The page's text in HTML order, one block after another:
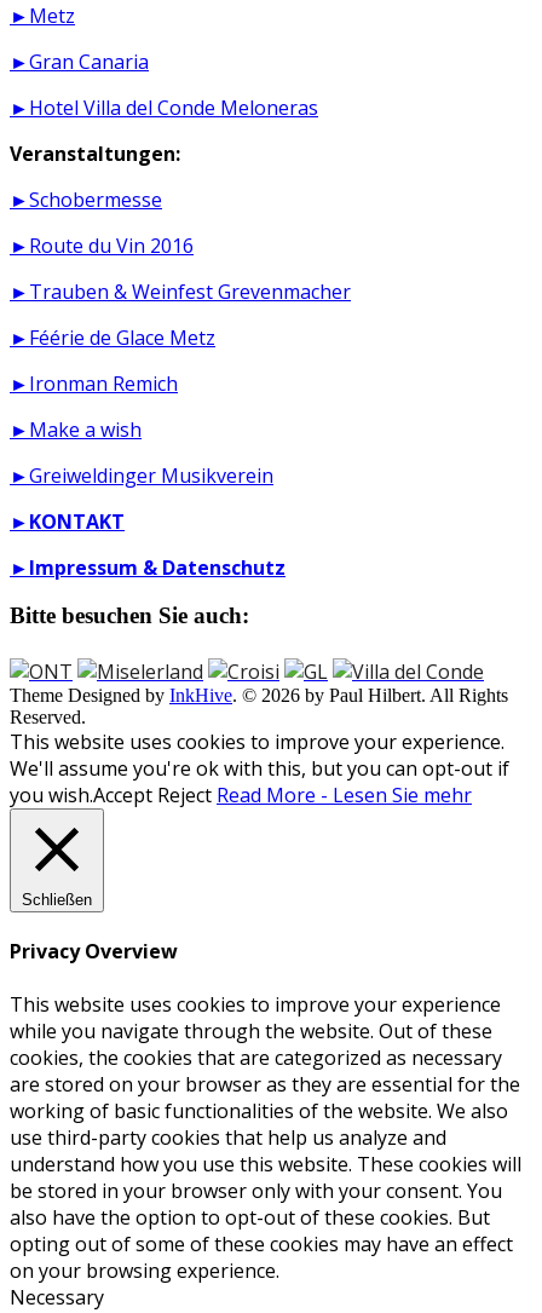
►Metz
►Gran Canaria
►Hotel Villa del Conde Meloneras
Veranstaltungen:
►Schobermesse
►Route du Vin 2016
►Trauben & Weinfest Grevenmacher
►Féérie de Glace Metz
►Ironman Remich
►Make a wish
►Greiweldinger Musikverein
►KONTAKT
►Impressum & Datenschutz
Bitte besuchen Sie auch:
Theme Designed by InkHive. © 2026 by Paul Hilbert. All Rights
Reserved.
This website uses cookies to improve your experience.
We'll assume you're ok with this, but you can opt-out if
you wish.Accept Reject Read More - Lesen Sie mehr
Schließen
Privacy Overview
This website uses cookies to improve your experience
while you navigate through the website. Out of these
cookies, the cookies that are categorized as necessary
are stored on your browser as they are essential for the
working of basic functionalities of the website. We also
use third-party cookies that help us analyze and
understand how you use this website. These cookies will
be stored in your browser only with your consent. You
also have the option to opt-out of these cookies. But
opting out of some of these cookies may have an effect
on your browsing experience.
Necessary